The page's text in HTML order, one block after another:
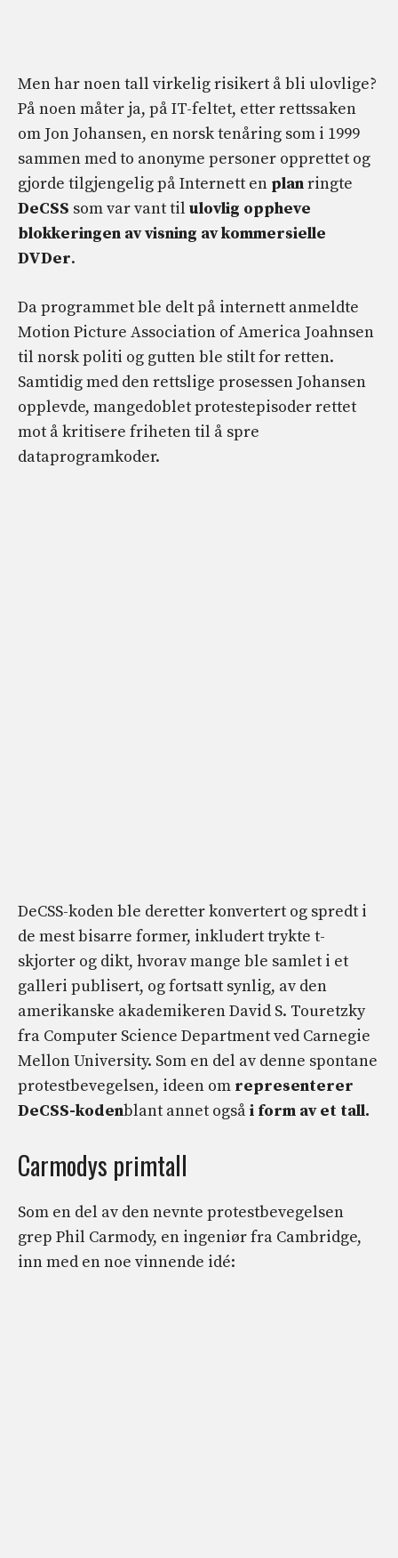
Men har noen tall virkelig risikert å bli ulovlige?
På noen måter ja, på IT-feltet, etter rettssaken
om Jon Johansen, en norsk tenåring som i 1999
sammen med to anonyme personer opprettet og
gjorde tilgjengelig på Internett en planringte
DeCSS som var vant til ulovlig oppheve
blokkeringen av visning av kommersielle
DVDer.
Da programmet ble delt på internett anmeldte
Motion Picture Association of America Joahnsen
til norsk politi og gutten ble stilt for retten.
Samtidig med den rettslige prosessen Johansen
opplevde, mangedoblet protestepisoder rettet
mot å kritisere friheten til å spre
dataprogramkoder.
DeCSS-koden ble deretter konvertert og spredt i
de mest bisarre former, inkludert trykte t-
skjorter og dikt, hvorav mange ble samlet i et
galleri publisert, og fortsatt synlig, av den
amerikanske akademikeren David S. Touretzky
fra Computer Science Department ved Carnegie
Mellon University. Som en del av denne spontane
protestbevegelsen, ideen om representerer
DeCSS-kodenblant annet ogsåi form av et tall.
Carmodys primtall
Som en del av den nevnte protestbevegelsen
grep Phil Carmody, en ingeniør fra Cambridge,
inn med en noe vinnende idé: